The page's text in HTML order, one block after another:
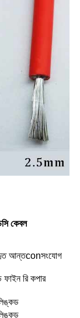
কেবল
আন্তconসংযোগ
রি কপার